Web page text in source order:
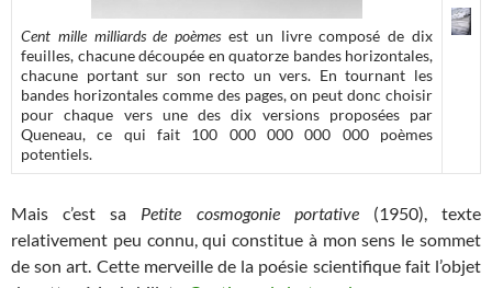
Cent mille milliards de poèmes est un livre composé de dix
feuilles, chacune découpée en quatorze bandes horizontales,
chacune portant sur son recto un vers. En tournant les
bandes horizontales comme des pages, on peut donc choisir
pour chaque vers une des dix versions proposées par
Queneau, ce qui fait 100 000 000 000 000 poèmes
potentiels.
Mais c’est sa Petite cosmogonie portative(1950), texte
relativement peu connu, qui constitue à mon sens le sommet
de son art. Cette merveille de la poésie scientifique fait l’objet